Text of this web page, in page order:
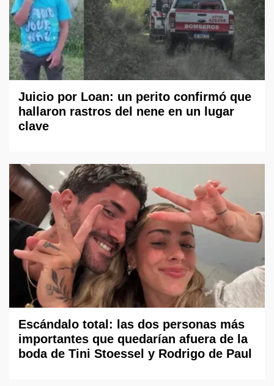
Juicio por Loan: un perito confirmó que
hallaron rastros del nene en un lugar
clave
Escándalo total: las dos personas más
importantes que quedarían afuera de la
boda de Tini Stoessel y Rodrigo de Paul